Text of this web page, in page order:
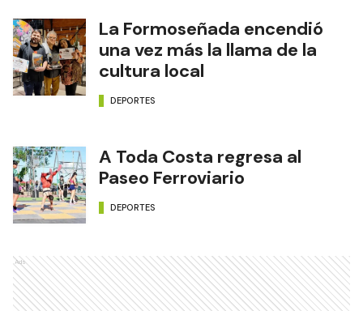
La Formoseñada encendió
una vez más la llama de la
cultura local
DEPORTES
A Toda Costa regresa al
Paseo Ferroviario
DEPORTES
Ads